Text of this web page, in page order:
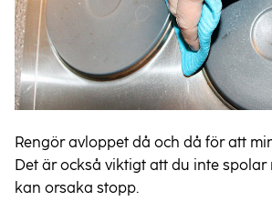
Rengör avloppet då och då för att
Det är också viktigt att du inte spolar
kan orsaka stopp.